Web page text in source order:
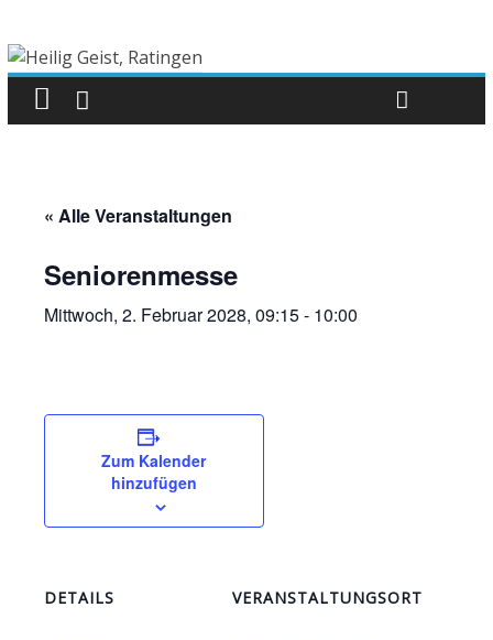
« Alle Veranstaltungen
Seniorenmesse
Mittwoch, 2. Februar 2028, 09:15- 10:00
Zum Kalender
hinzufügen
DETAILS VERANSTALTUNGSORT